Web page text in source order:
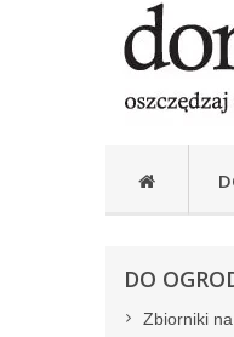
DO
Zbiorniki